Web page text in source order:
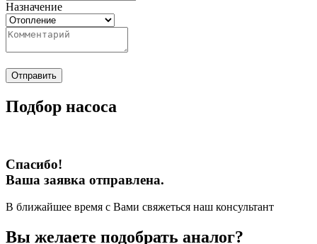
Назначение
Отправить
Подбор насоса
Спасибо!
Ваша заявка отправлена.
В ближайшее время с Вами свяжеться наш консультант
Вы желаете подобрать аналог?